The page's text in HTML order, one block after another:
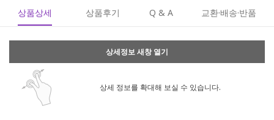
상품상세 상품후기 Q & A 교환·배송·반품
상세정보 새창 열기
상세 정보를 확대해 보실 수 있습니다.